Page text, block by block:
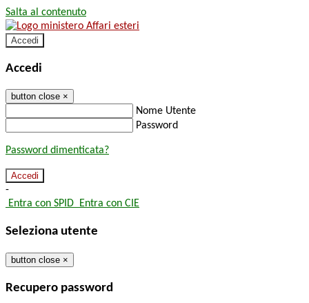
Salta al contenuto
Accedi
Accedi
button close ×
Nome Utente
Password
Password dimenticata?
-
Entra con SPID Entra con CIE
Seleziona utente
button close ×
Recupero password